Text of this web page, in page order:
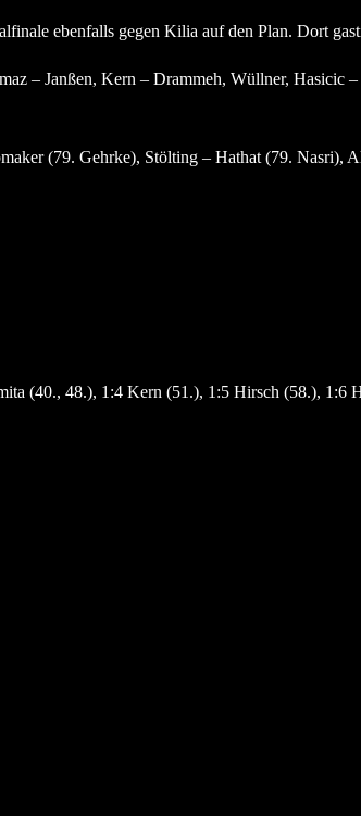
ebenfalls gegen Kilia auf den Plan. Dort
– Janßen, Kern – Drammeh, Wüllner, Hasicic
(79. Gehrke), Stölting – Hathat (79.
(40., 48.), 1:4 Kern (51.), 1:5 Hirsch (58.), 1:6